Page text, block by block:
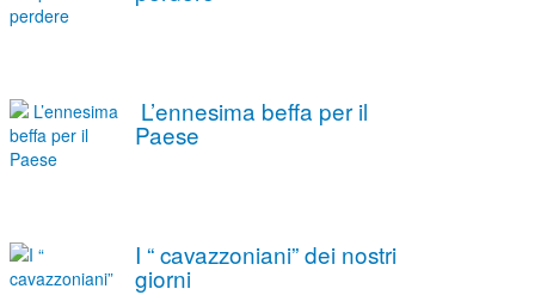
L’ennesima beffa per il
Paese
I “ cavazzoniani” dei nostri
giorni